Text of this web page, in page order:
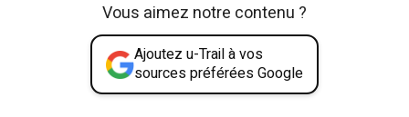
Vous aimez notre contenu ?
Ajoutez u-Trail à vos
sources préférées Google